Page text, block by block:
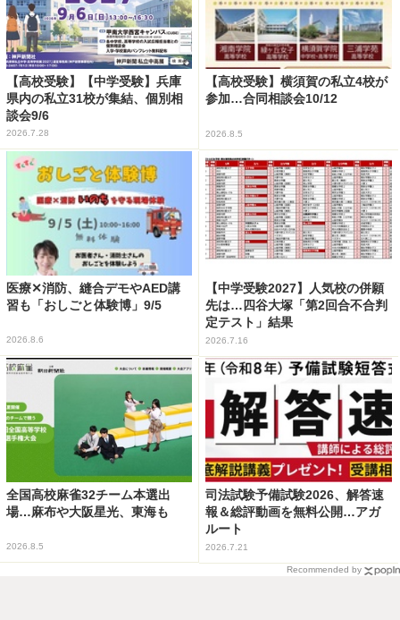
【高校受験】【中学受験】兵庫
県内の私立31校が集結、個別相
談会9/6
2026.7.28
【高校受験】横須賀の私立4校が
参加…合同相談会10/12
2026.8.5
医療✕消防、縫合デモやAED講
習も「おしごと体験博」9/5
2026.8.6
【中学受験2027】人気校の併願
先は…四谷大塚「第2回合不合判
定テスト」結果
2026.7.16
全国高校麻雀32チーム本選出
場…麻布や大阪星光、東海も
2026.8.5
司法試験予備試験2026、解答速
報＆総評動画を無料公開…アガ
ルート
2026.7.21
Recommended by